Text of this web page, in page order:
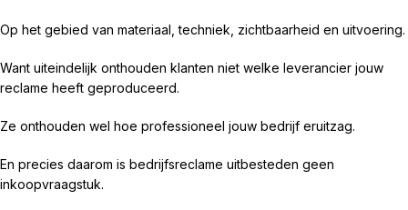
Op het gebied van materiaal, techniek, zichtbaarheid en uitvoering.
Want uiteindelijk onthouden klanten niet welke leverancier jouw
reclame heeft geproduceerd.
Ze onthouden wel hoe professioneel jouw bedrijf eruitzag.
En precies daarom is bedrijfsreclame uitbesteden geen
inkoopvraagstuk.